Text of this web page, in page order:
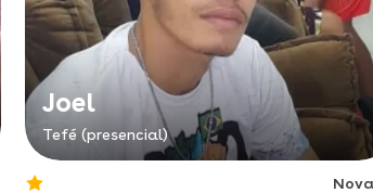
Joel
Tefé (presencial)